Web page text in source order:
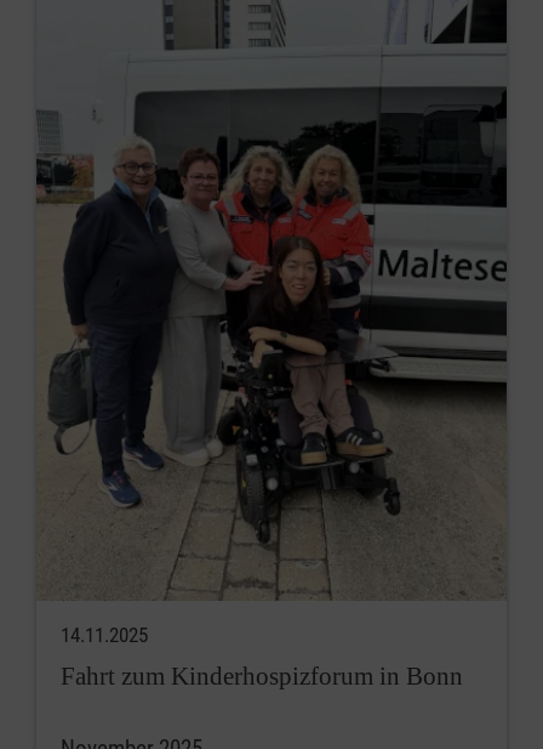
14.11.2025
Fahrt zum Kinderhospizforum in Bonn